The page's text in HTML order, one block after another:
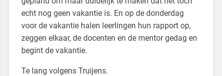
echt nog geen vakantie is. En op de donderdag
voor de vakantie halen leerlingen hun rapport op,
zeggen elkaar, de docenten en de mentor gedag en
begint de vakantie.
Te lang volgens Truijens.